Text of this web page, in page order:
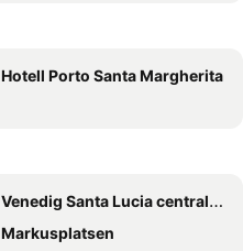
Hotel Orient & Pacific
Savoy Beach Hotel & Thermal Spa
Hotel Sheila
Hotell Porto Santa Margherita
Venedig Santa Lucia centralstation
Markusplatsen